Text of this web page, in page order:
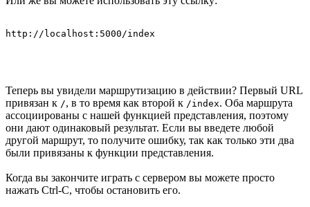
Теперь вы увидели маршрутизацию в действии? Первый URL
привязан к /, в то время как второй к /index. Оба маршрута
ассоциированы с нашей функцией представления, поэтому
они дают одинаковый результат. Если вы введете любой
другой маршрут, то получите ошибку, так как только эти два
были привязаны к функции представления.
Когда вы закончите играть с сервером вы можете просто
нажать Ctrl-C, чтобы остановить его.